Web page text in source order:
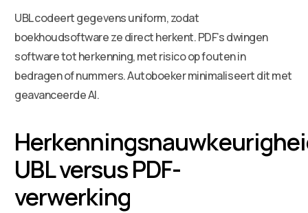
UBL codeert gegevens uniform, zodat
boekhoudsoftware ze direct herkent. PDF’s dwingen
software tot herkenning, met risico op fouten in
bedragen of nummers. Autoboeker minimaliseert dit met
geavanceerde AI.
UBL versus PDF-
verwerking